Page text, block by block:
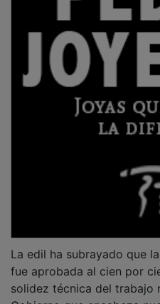
fue aprobada al cien por
solidez técnica del trabajo
Gobierno que encabeza